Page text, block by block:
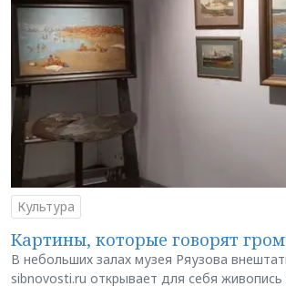
Культура
Картины, которые говорят
В небольших залах музея Ряузова
sibnovosti.ru открывает для себя живопись